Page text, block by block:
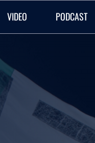
VIDEO PODCAST